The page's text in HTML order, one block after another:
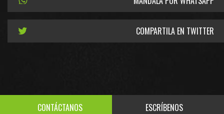
COMPARTILA EN TWITTER
CONTÁCTANOS ESCRÍBENOS